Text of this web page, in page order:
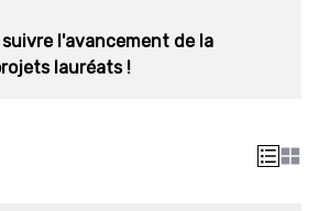
l'avancement de la
lauréats !